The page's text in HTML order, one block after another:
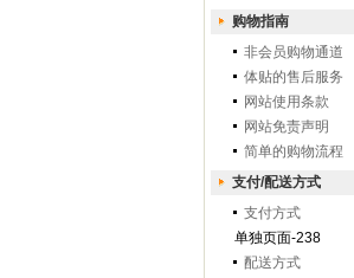
购物指南
非会员购物通道
体贴的售后服务
网站使用条款
网站免责声明
简单的购物流程
支付/配送方式
支付方式
单独页面-238
配送方式